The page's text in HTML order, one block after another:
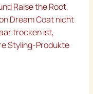
Raise the Root,
Dream Coat nicht
trocken ist,
Styling-Produkte